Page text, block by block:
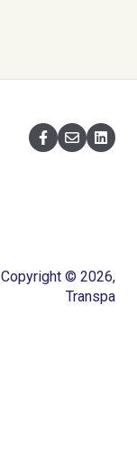
Copyright © 2026,
Transpa